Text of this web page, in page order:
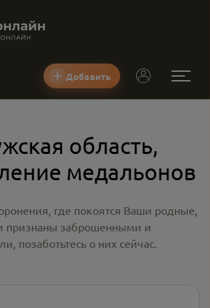
Добавить
область,
медальонов
где покоятся Ваши родные,
признаны заброшенными и
позаботьтесь о них сейчас.